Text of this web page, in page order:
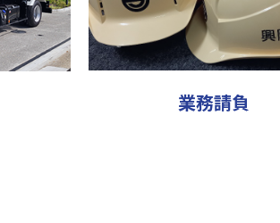
業務請負